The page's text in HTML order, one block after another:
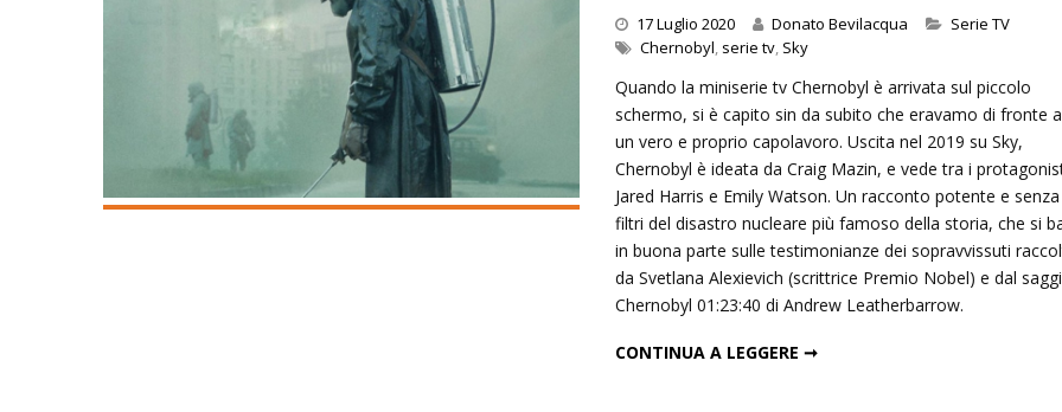
17 Luglio 2020 Donato Bevilacqua Categories
Serie TV
Chernobyl, serie tv, Sky
Quando la miniserie tv Chernobyl è arrivata sul piccolo
schermo, si è capito sin da subito che eravamo di fronte
un vero e proprio capolavoro. Uscita nel 2019 su Sky,
Chernobyl è ideata da Craig Mazin, e vede tra i
Jared Harris e Emily Watson. Un racconto potente e senza
filtri del disastro nucleare più famoso della storia, che si
in buona parte sulle testimonianze dei sopravvissuti
da Svetlana Alexievich (scrittrice Premio Nobel) e dal
Chernobyl 01:23:40 di Andrew Leatherbarrow.
CONTINUA A LEGGERE ➞